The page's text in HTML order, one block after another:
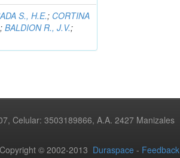
S., H.E.; CORTINA
;BALDION R., J.V.;
Celular: 3503189866, A.A. 2427 Manizales
Copyright © 2002-2013 Duraspace - Feedback